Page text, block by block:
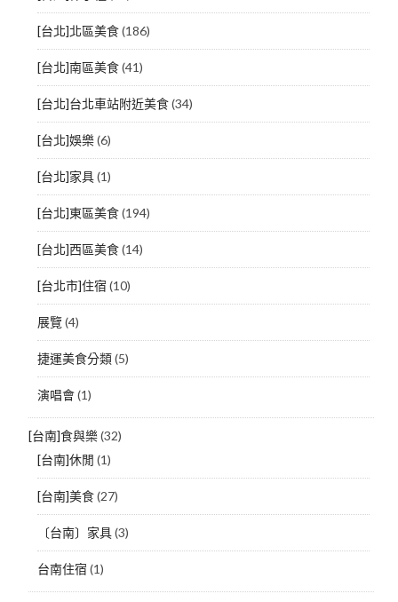
[台北]北區美食(186)
[台北]南區美食(41)
[台北]台北車站附近美食(34)
[台北]娛樂(6)
[台北]家具(1)
[台北]東區美食(194)
[台北]西區美食(14)
[台北市]住宿 (10)
展覽(4)
捷運美食分類(5)
演唱會(1)
[台南]食與樂(32)
[台南]休閒 (1)
[台南]美食(27)
〔台南〕家具(3)
台南住宿 (1)